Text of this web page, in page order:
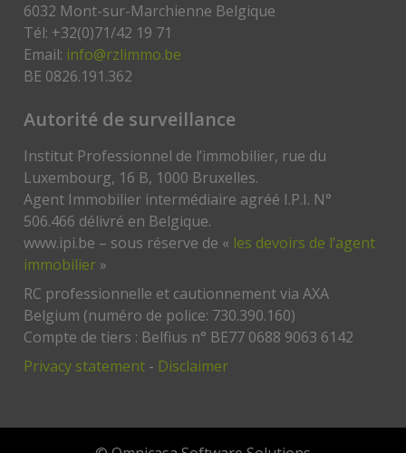
6032 Mont-sur-Marchienne Belgique
Tél: +32(0)71/42 19 71
Email: info@rzlimmo.be
BE 0826.191.362
Autorité de surveillance
Institut Professionnel de l’immobilier, rue du
Luxembourg, 16 B, 1000 Bruxelles.
Agent Immobilier intermédiaire agréé I.P.I. N°
506.466 délivré en Belgique.
www.ipi.be – sous réserve de « les devoirs de l’agent
immobilier »
RC professionnelle et cautionnement via AXA
Belgium (numéro de police: 730.390.160)
Compte de tiers : Belfius n° BE77 0688 9063 6142
Privacy statement - Disclaimer